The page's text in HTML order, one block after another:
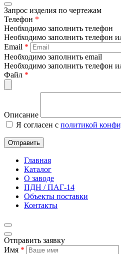
Запрос изделия по чертежам
Телефон *
Необходимо заполнить телефон
Необходимо заполнить телефон
Email *
Необходимо заполнить email
Необходимо заполнить телефон
Файл *
Описание
Я согласен с политикой
Отправить
Главная
Каталог
О заводе
ПДН / ПАГ-14
Объекты поставки
Контакты
Отправить заявку
Имя *